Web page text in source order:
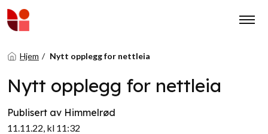
Hjem Nytt opplegg for nettleia
Nytt opplegg for nettleia
Publisert av Himmelrød
11.11.22, kl 11:32